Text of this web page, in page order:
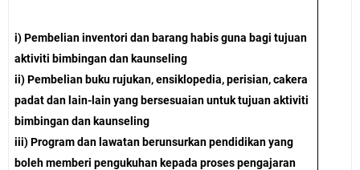
i) Pembelian inventori dan barang habis guna bagi tujuan
aktiviti bimbingan dan kaunseling
ii) Pembelian buku rujukan, ensiklopedia, perisian, cakera
padat dan lain-lain yang bersesuaian untuk tujuan aktiviti
bimbingan dan kaunseling
iii) Program dan lawatan berunsurkan pendidikan yang
boleh memberi pengukuhan kepada proses pengajaran